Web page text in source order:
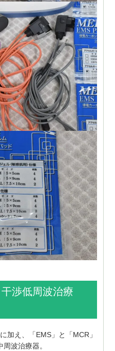
渉低周波治療
加え、「EMS」と「MCR」
波治療器。